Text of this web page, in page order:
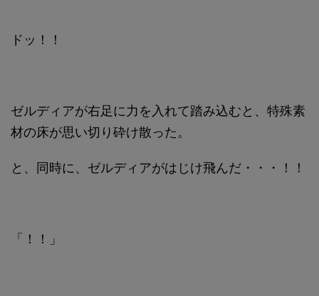
ドッ！！
ゼルディアが右足に力を入れて踏み込むと、特殊素
材の床が思い切り砕け散った。
と、同時に、ゼルディアがはじけ飛んだ・・・！！
「！！」